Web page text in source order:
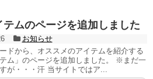
テムのページを追加しました
お知らせ
ドから、オススメのアイテムを紹介する
テム」のページを追加しました。 ※まだ一
が・・・汗 当サイトではア...